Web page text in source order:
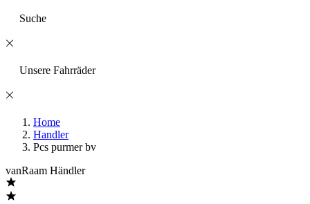
Suche
Unsere Fahrräder
Home
Handler
Pcs purmer bv
vanRaam Händler